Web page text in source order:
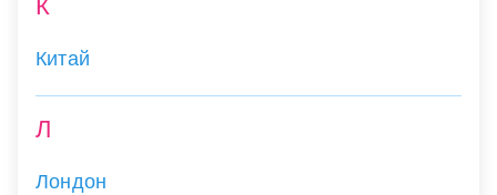
К
Китай
Л
Лондон